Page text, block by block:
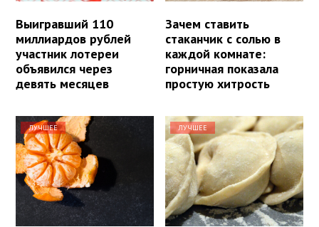
Выигравший 110
миллиардов рублей
участник лотереи
объявился через
девять месяцев
Зачем ставить
стаканчик с солью в
каждой комнате:
горничная показала
простую хитрость
ЛУЧШЕЕ ЛУЧШЕЕ